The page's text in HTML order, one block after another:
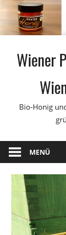
Inhalt
springen
Wiener
Bio-Honig
MENÜ